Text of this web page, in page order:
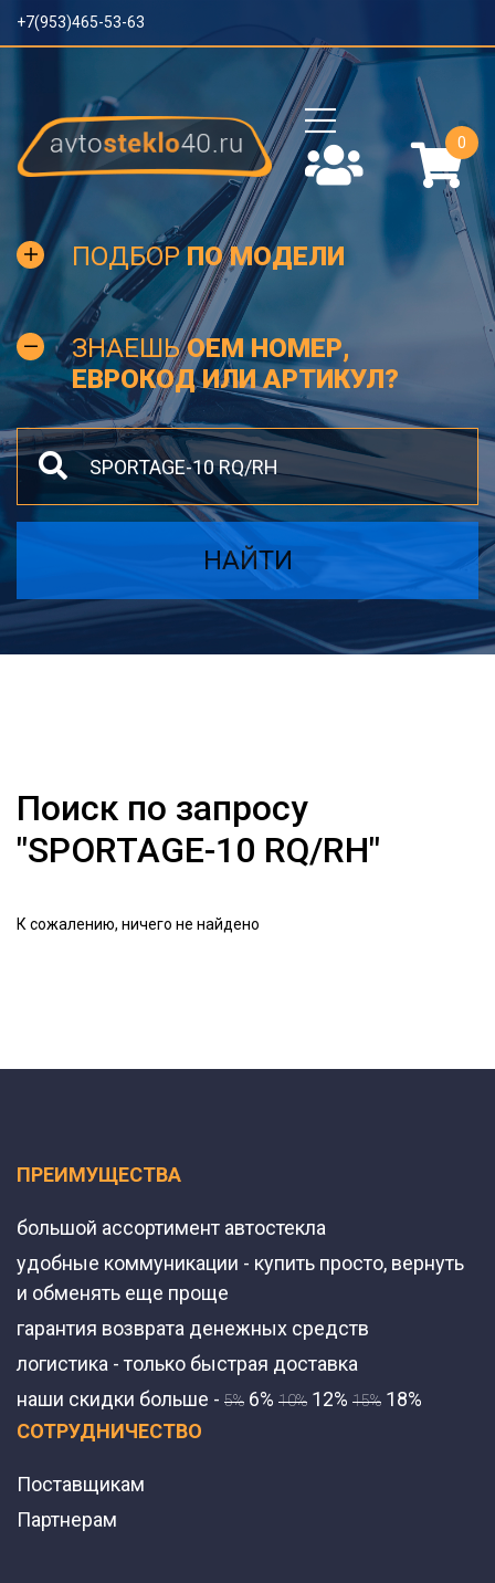
+7(953)465-53-63
0
ПОДБОРПО МОДЕЛИ
ЗНАЕШЬOEM НОМЕР,
ЕВРОКОД ИЛИ АРТИКУЛ?
НАЙТИ
Поиск по запросу
"SPORTAGE-10 RQ/RH"
К сожалению, ничего не найдено
ПРЕИМУЩЕСТВА
большой ассортимент автостекла
удобные коммуникации - купить просто, вернуть
и обменять еще проще
гарантия возврата денежных средств
логистика - только быстрая доставка
наши скидки больше - 5% 6% 10% 12% 15% 18%
СОТРУДНИЧЕСТВО
Поставщикам
Партнерам